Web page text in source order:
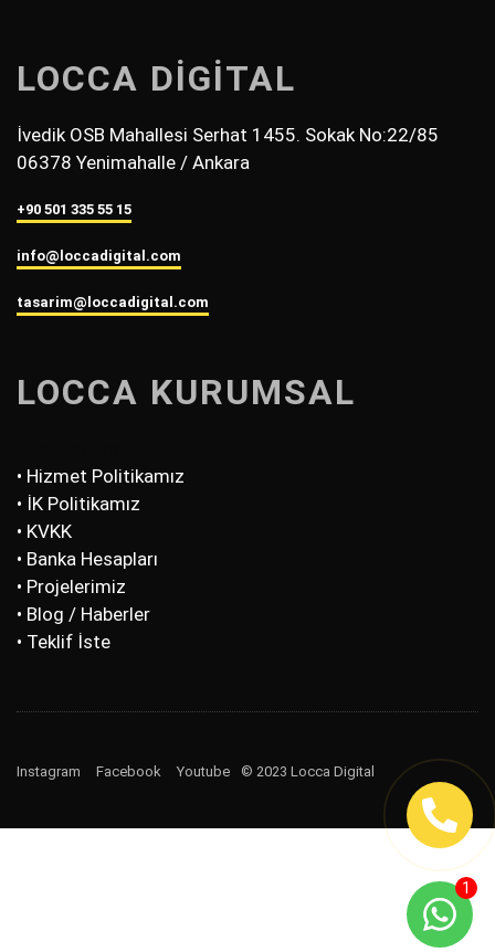
LOCCA DİGİTAL
İvedik OSB Mahallesi Serhat 1455. Sokak No:22/85
06378 Yenimahalle / Ankara
+90 501 335 55 15
info@loccadigital.com
tasarim@loccadigital.com
LOCCA KURUMSAL
• Hizmet Politikamız
• İK Politikamız
• KVKK
• Banka Hesapları
• Projelerimiz
• Blog / Haberler
• Teklif İste
© 2023 Locca Digital
Instagram Facebook Youtube
1